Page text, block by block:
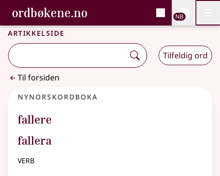
Gå til hovedinnhold
Tilgjengelighet
ordbøkene.no, Bokmålsordboka og
Bokmålsordboka og Nynorskordboka
NB
Artikkelside
Tilfeldig ord
Til forsiden
Nynorskordboka
fallere
fallera
verb